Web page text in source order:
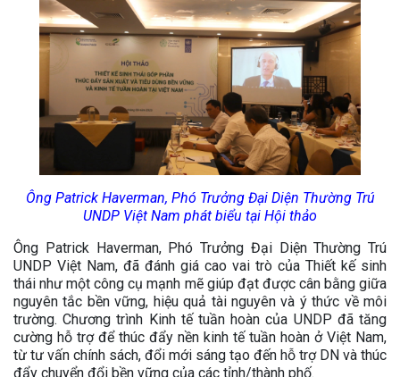
Ông Patrick Haverman, Phó Trưởng Đại Diện Thường Trú
UNDP Việt Nam phát biểu tại Hội thảo
Ông Patrick Haverman, Phó Trưởng Đại Diện Thường Trú
UNDP Việt Nam, đã đánh giá cao vai trò của Thiết kế sinh
thái như một công cụ mạnh mẽ giúp đạt được cân bằng giữa
nguyên tắc bền vững, hiệu quả tài nguyên và ý thức về môi
trường. Chương trình Kinh tế tuần hoàn của UNDP đã tăng
cường hỗ trợ để thúc đẩy nền kinh tế tuần hoàn ở Việt Nam,
từ tư vấn chính sách, đổi mới sáng tạo đến hỗ trợ DN và thúc
đẩy chuyển đổi bền vững của các tỉnh/thành phố.